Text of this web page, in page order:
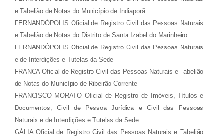
e Tabelião de Notas do Município de Indiaporã
FERNANDÓPOLIS Oficial de Registro Civil das Pessoas Naturais
e Tabelião de Notas do Distrito de Santa Izabel do Marinheiro
FERNANDÓPOLIS Oficial de Registro Civil das Pessoas Naturais
e de Interdições e Tutelas da Sede
FRANCA Oficial de Registro Civil das Pessoas Naturais e Tabelião
de Notas do Município de Ribeirão Corrente
FRANCISCO MORATO Oficial de Registro de Imóveis, Títulos e
Documentos, Civil de Pessoa Jurídica e Civil das Pessoas
Naturais e de Interdições e Tutelas da Sede
GÁLIA Oficial de Registro Civil das Pessoas Naturais e Tabelião